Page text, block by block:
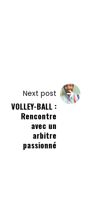
Next post
VOLLEY-BALL :
Rencontre
avec un
arbitre
passionné